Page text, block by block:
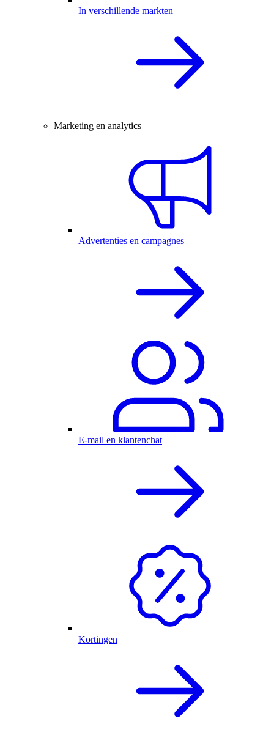
In verschillende markten
Marketing en analytics
Advertenties en campagnes
E-mail en klantenchat
Kortingen